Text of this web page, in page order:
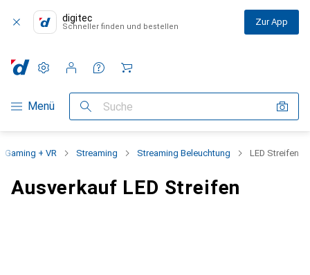
digitec
Schneller finden und bestellen Zur App
Navigation nach Kategorien
Menü Suche
Einstellungen
Kundenkonto
Vergleichslisten
Merklisten
Warenkorb
Gaming + VR Streaming Streaming Beleuchtung LED Streifen
Ausverkauf LED Streifen